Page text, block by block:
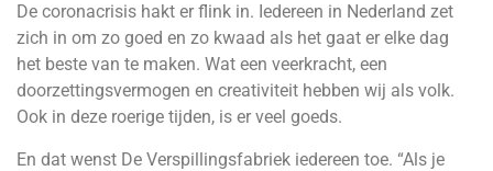
De coronacrisis hakt er flink in. Iedereen in Nederland zet
zich in om zo goed en zo kwaad als het gaat er elke dag
het beste van te maken. Wat een veerkracht, een
doorzettingsvermogen en creativiteit hebben wij als volk.
Ook in deze roerige tijden, is er veel goeds.
En dat wenst De Verspillingsfabriek iedereen toe. “Als je